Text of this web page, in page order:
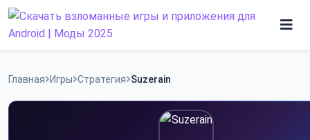
Skip
Программы
Главная Игры Стратегия Suzerain